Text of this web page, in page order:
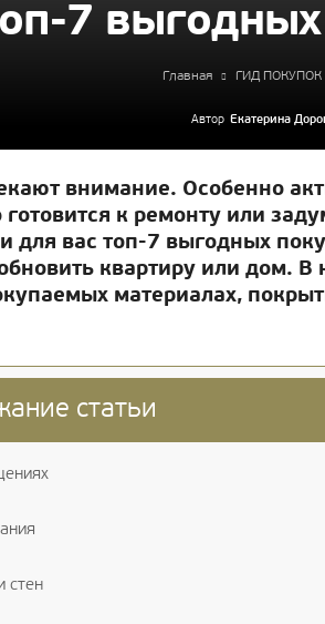
7
Главная ГИД ПОКУПОК
Автор Екатерина
внимание. Особенно
к ремонту или
для вас топ-7 выгодных
квартиру или дом.
материалах,
статьи
стен